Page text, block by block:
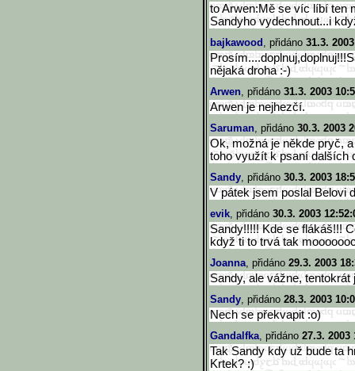
to Arwen:Mě se víc líbí ten
Sandyho vydechnout...i
bajkawood , přidáno 31.3.
nějaká droha :-)
Arwen, přidáno 31.3. 2003
Arwen je nejhezčí.
Saruman, přidáno 30.3. 2003
Ok, možná je někde pryč,
toho využít k psaní dalších
Sandy, přidáno 30.3. 2003
V pátek jsem poslal Belovi
evik, přidáno 30.3. 2003
Sandy!!!!! Kde se flákáš!!!
když ti to trvá tak
Joanna, přidáno 29.3. 2003
Sandy, ale vážne,
Sandy, přidáno 28.3. 2003
Nech se překvapit :o)
Gandalfka, přidáno 27.3. 2003
Tak Sandy kdy už bude ta
Krtek? :)